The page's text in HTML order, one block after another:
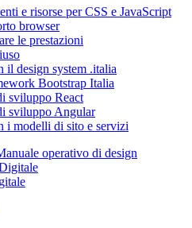
e risorse per CSS e JavaScript
browser
le prestazioni
il design system .italia
Bootstrap Italia
sviluppo React
sviluppo Angular
i modelli di sito e servizi
operativo di design